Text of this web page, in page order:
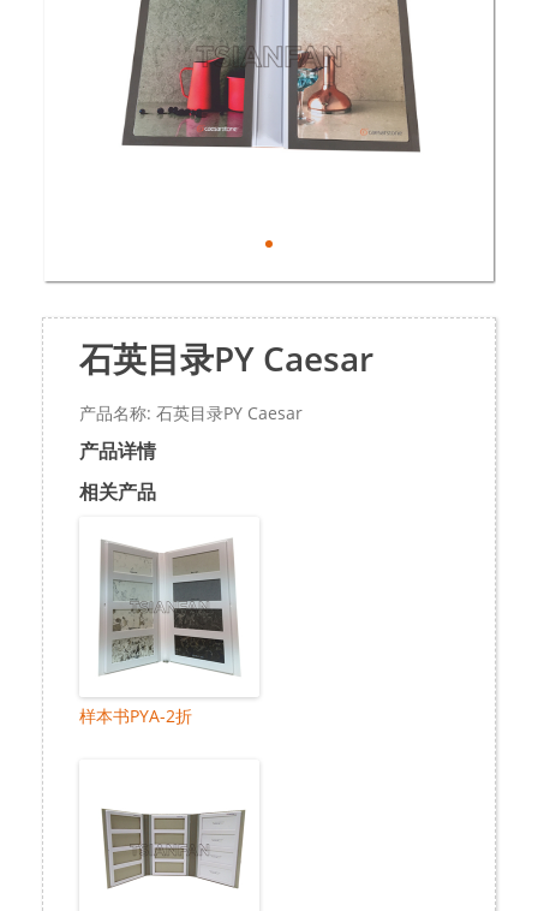
石英目录PY Caesar
产品名称: 石英目录PY Caesar
产品详情
相关产品
样本书PYA-2折